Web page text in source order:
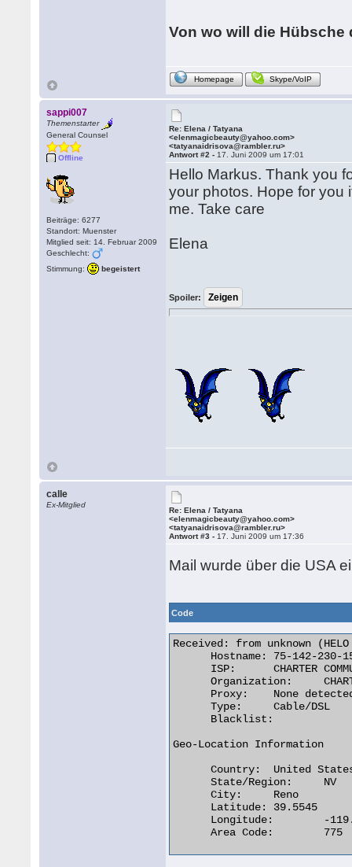
Von wo will die Hübsche
Homepage Skype/VoIP
sappi007
Themenstarter
General Counsel
Offline
Beiträge: 6277
Standort: Muenster
Mitglied seit: 14. Februar 2009
Geschlecht:
Stimmung:
begeistert
Re: Elena / Tatyana
<elenmagicbeauty@yahoo.com>
<tatyanaidrisova@rambler.ru>
Antwort #2 - 17. Juni 2009 um 17:01
Hello Markus. Thank you
your photos. Hope for you
me. Take care
Elena
Spoiler:
calle
Ex-Mitglied
Re: Elena / Tatyana
<elenmagicbeauty@yahoo.com>
<tatyanaidrisova@rambler.ru>
Antwort #3 - 17. Juni 2009 um 17:36
Mail wurde über die USA
Code
Received: from unknown
Hostname:	75-142-230-152.dhcp.nv.charter.com
ISP:	CHARTER COMMUNICATIONS
Organization:	CHARTER COMMUNICATIONS
Proxy:	None detected
Type:	Cable/DSL
Blacklist:
Geo-Location Information
Country:	United States
State/Region:	NV
City:	Reno
Latitude:	39.5545
Longitude:	-119.8062
Area Code:	775